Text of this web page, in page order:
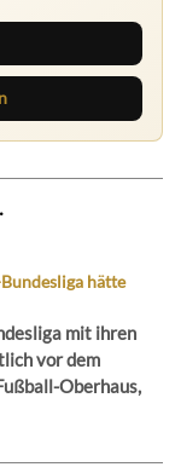
hätte
mit ihren
vor dem
Oberhaus,